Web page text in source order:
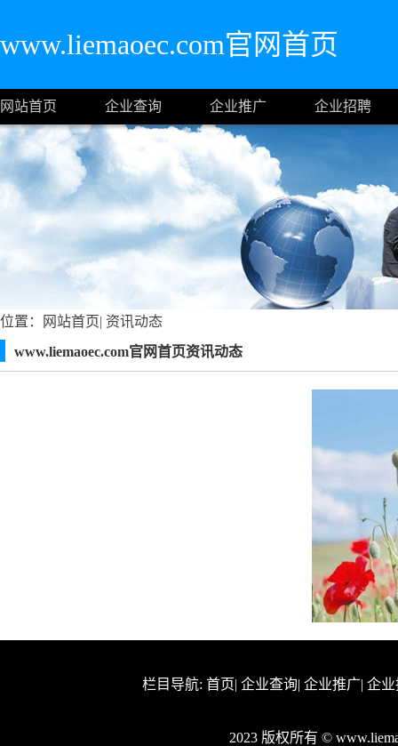
www.liemaoec.com官网首页
网站首页 企业查询 企业推广 企业招聘
位置： 网站首页| 资讯动态
www.liemaoec.com官网首页资讯动态
栏目导航: 首页| 企业查询| 企业推广| 企
2023 版权所有 ©